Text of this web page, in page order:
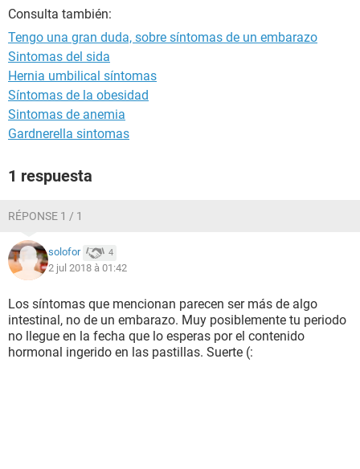
Consulta también:
Tengo una gran duda, sobre síntomas de un embarazo
Sintomas del sida
Hernia umbilical síntomas
Síntomas de la obesidad
Sintomas de anemia
Gardnerella sintomas
1 respuesta
RÉPONSE 1 / 1
solofor 4
2 jul 2018 à 01:42
Los síntomas que mencionan parecen ser más de algo
intestinal, no de un embarazo. Muy posiblemente tu periodo
no llegue en la fecha que lo esperas por el contenido
hormonal ingerido en las pastillas. Suerte (: